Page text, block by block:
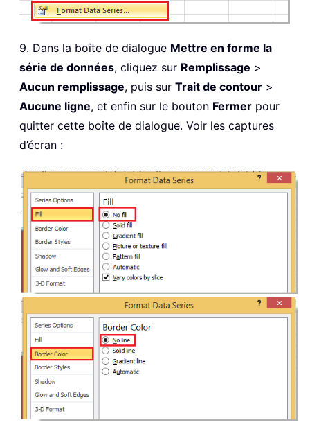
9. Dans la boîte de dialogue Mettre en forme la
série de données, cliquez sur Remplissage >
Aucun remplissage, puis sur Trait de contour >
Aucune ligne, et enfin sur le bouton Fermer pour
quitter cette boîte de dialogue. Voir les captures
d’écran :